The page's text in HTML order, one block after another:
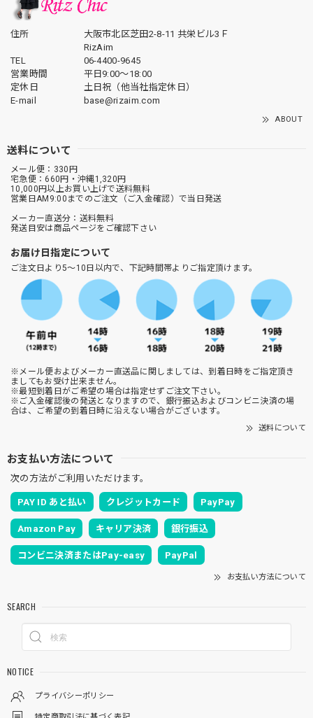
住所
大阪市北区芝田2-8-11 共栄ビル3Ｆ
RizAim
TEL
06-4400-9645
営業時間
平日9:00～18:00
定休日
土日祝（他当社指定休日）
E-mail
base@rizaim.com
ABOUT
送料について
メール便：330円
宅急便：660円・沖縄1,320円
10,000円以上お買い上げで送料無料
営業日AM9:00までのご注文（ご入金確認）で当日発送
メーカー直送分：送料無料
発送目安は商品ページをご確認下さい
お届け日指定について
ご注文日より5～10日以内で、下記時間帯よりご指定頂けます。
※メール便およびメーカー直送品に関しましては、到着日時をご指定頂き
ましてもお受け出来ません。
※最短到着日がご希望の場合は指定せずご注文下さい。
※ご入金確認後の発送となりますので、銀行振込およびコンビニ決済の場
合は、ご希望の到着日時に沿えない場合がございます。
送料について
お支払い方法について
次の方法がご利用いただけます。
PAY ID あと払い クレジットカード PayPay
Amazon Pay キャリア決済 銀行振込
コンビニ決済またはPay-easy PayPal
お支払い方法について
SEARCH
NOTICE
プライバシーポリシー